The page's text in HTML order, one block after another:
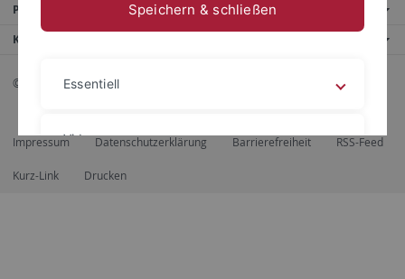
Portale
Kontaktinfo
© 2026 Eberhard Karls Universität Tübingen, Tübingen
Impressum Datenschutzerklärung Barrierefreiheit RSS-Feed
Kurz-Link Drucken
Speichern & schließen
Essentiell
Videos